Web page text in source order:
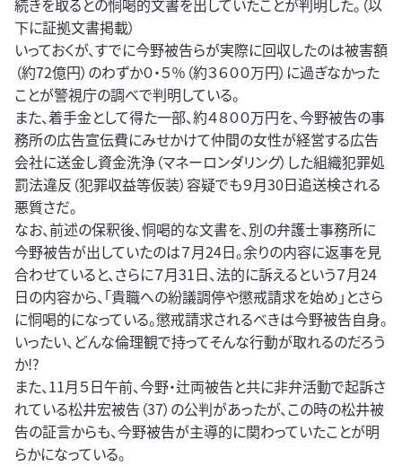
続きを取るとの恫喝的文書を出していたことが判明した。（以
下に証拠文書掲載）
いっておくが、すでに今野被告らが実際に回収したのは被害額
（約72億円）のわずか０・５％（約３６００万円）に過ぎなかった
ことが警視庁の調べで判明している。
また、着手金として得た一部、約４８００万円を、今野被告の事
務所の広告宣伝費にみせかけて仲間の女性が経営する広告
会社に送金し資金洗浄（マネーロンダリング）した組織犯罪処
罰法違反（犯罪収益等仮装）容疑でも９月30日追送検される
悪質さだ。
なお、前述の保釈後、恫喝的な文書を、別の弁護士事務所に
今野被告が出していたのは７月24日。余りの内容に返事を見
合わせていると、さらに７月31日、法的に訴えるという７月24
日の内容から、「貴職への紛議調停や懲戒請求を始め」とさら
に恫喝的になっている。懲戒請求されるべきは今野被告自身。
いったい、どんな倫理観で持ってそんな行動が取れるのだろう
か!?
また、11月５日午前、今野・辻両被告と共に非弁活動で起訴さ
れている松井宏被告（37）の公判があったが、この時の松井被
告の証言からも、今野被告が主導的に関わっていたことが明
らかになっている。